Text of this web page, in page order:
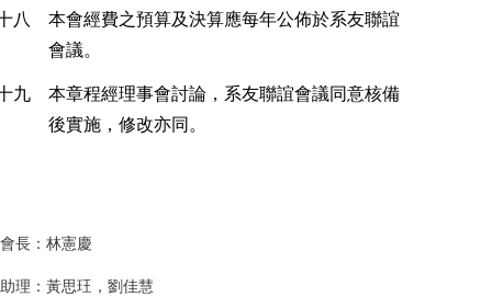
八
本會經費之預算及決算應每年公佈於系友聯誼
會議。
九
本章程經理事會討論，系友聯誼會議同意核備
後實施，修改亦同。
會長：林憲慶
助理：黃思玨，劉佳慧